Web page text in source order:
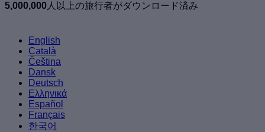
5,000,000 人以上の旅行者がダウンロード済み
English
Català
Čeština
Dansk
Deutsch
Ελληνικά
Español
Français
한국어